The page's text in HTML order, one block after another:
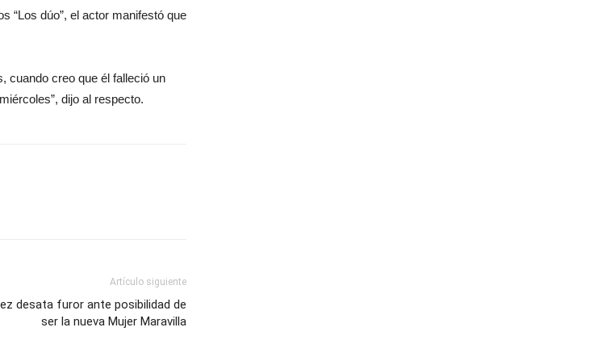
“Los dúo”, el actor manifestó que
cuando creo que él falleció un
dijo al respecto.
Artículo siguiente
desata furor ante posibilidad de
ser la nueva Mujer Maravilla